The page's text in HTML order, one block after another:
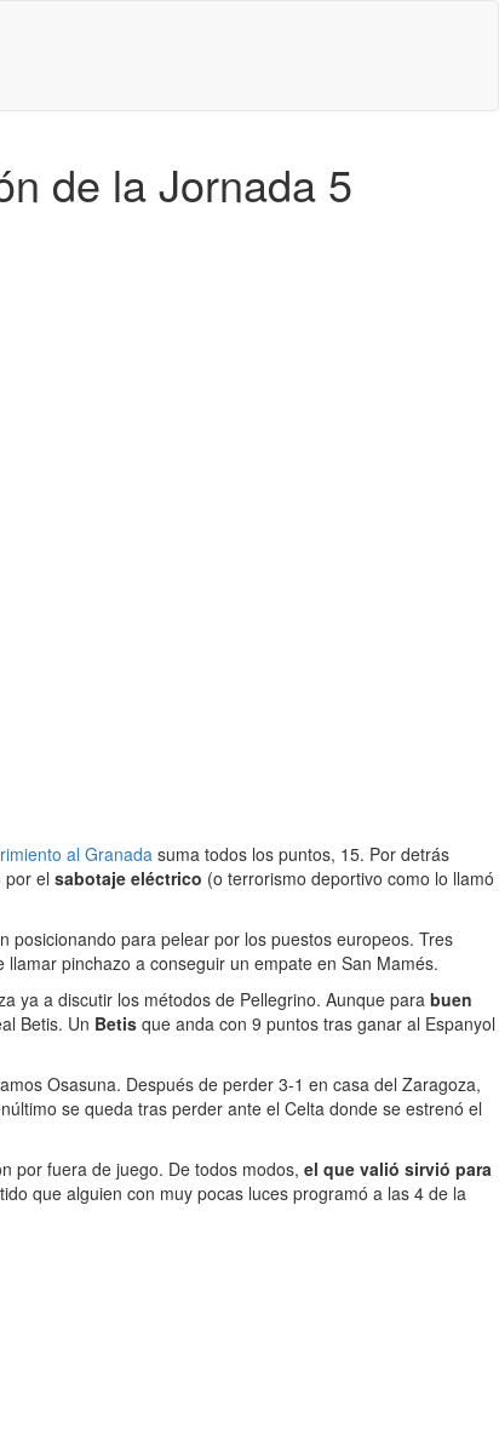
de la Jornada 5
al Granada suma todos los puntos, 15. Por detrás
por el sabotaje eléctrico (o terrorismo deportivo como lo llamó
posicionando para pelear por los puestos europeos. Tres
pinchazo a conseguir un empate en San Mamés.
ya a discutir los métodos de Pellegrino. Aunque para buen
Betis. Un Betis que anda con 9 puntos tras ganar al Espanyol
Osasuna. Después de perder 3-1 en casa del Zaragoza,
se queda tras perder ante el Celta donde se estrenó el
por fuera de juego. De todos modos, el que valió sirvió para
que alguien con muy pocas luces programó a las 4 de la